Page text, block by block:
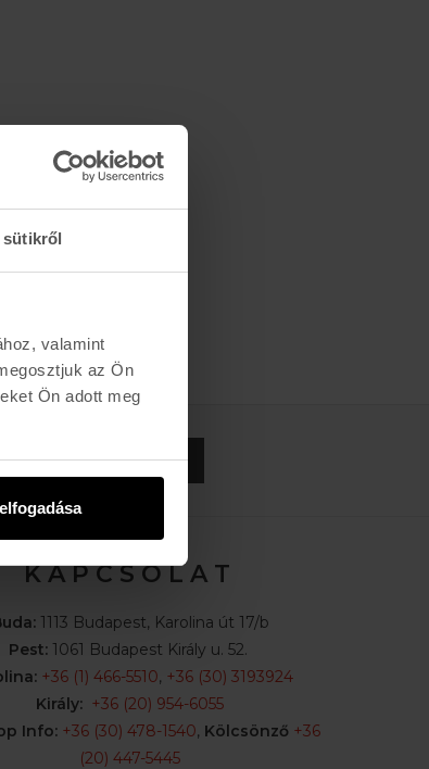
sütikről
valamint
az Ön
Ön adott meg
FELIRATKOZOM »
K A P C S O L A T
1113 Budapest, Karolina út 17/b
Pest:1061 Budapest Király u. 52.
+36 (1) 466-5510, +36 (30) 3193924
Király: +36 (20) 954-6055
Info: +36 (30) 478-1540, Kölcsönző +36
(20) 447-5445